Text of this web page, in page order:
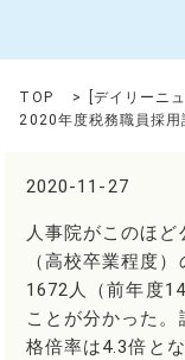
TOP デイリーニ
2020年度税務職員採
2020-11-27
人事院がこのほ
（高校卒業程度
1672人（前年度
ことが分かった
格倍率は4.3倍と